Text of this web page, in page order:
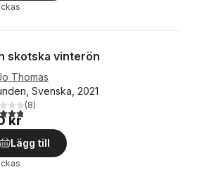
skotska vinterön
Thomas
Svenska, 2021
5 stjärnor. Totalt antal röster:
(8)
kr
Lägg till